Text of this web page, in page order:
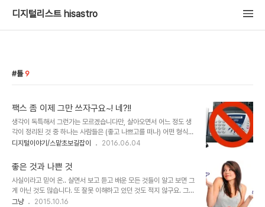
디지털리스트 hisastro
틀 9
팩스 좀 이제 그만 쓰자구요~! 네?!!
생각이 독특해서 그런가는 모르겠습니다만, 살아오면서 어느 정도 생
각이 정리된 것 중 하나는 사람들은 (좋고 나쁘고를 떠나) 어떤 형식이
나 틀을 바란다는 것과 그런 것을 저는 그리 달갑지 않게 받아들인다는
것이라고 보는 건 아닙니다. 사람이라면 누구나 무엇이든 참고해야 하
며, 이는 무에서 유가 만들어지는 것이 아니라 유에서 유가 만들어진다
는 걸 너무도 잘 알고 있으니까요. 형태와 틀이라고 지칭되는 것들은
한정된 시간 속 공간의 보편적 다수에게 어느 정도 받아들여진 것이라
고 볼 수 있습니다. 그리고 그건 그만한 이유가 있다고 봐야 합니다. 그
디지털이야기/스맡초보길잡이 2016.06.04
좋은 것과 나쁜 것
사실이라고 믿어 온.. 살면서 보고 듣고 배운 모든 것들이 알고 보면 그
게 아닌 것도 많습니다. 또 잘못 이해하고 있던 것도 적지 않구요. 그럼
에도 그것이 전부라 믿는 어리석음이란... 일종의 틀이라고도 할 수 있
그냥 2015.10.16